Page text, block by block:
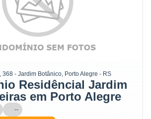
368 - Jardim Botânico, Porto Alegre - RS
Residêncial Jardim
em Porto Alegre
--